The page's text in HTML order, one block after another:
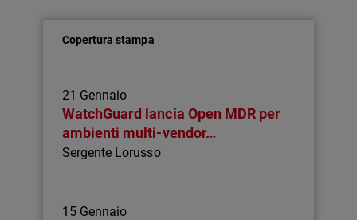
Copertura stampa
21 Gennaio
WatchGuard lancia Open MDR per
ambienti multi-vendor…
Sergente Lorusso
15 Gennaio